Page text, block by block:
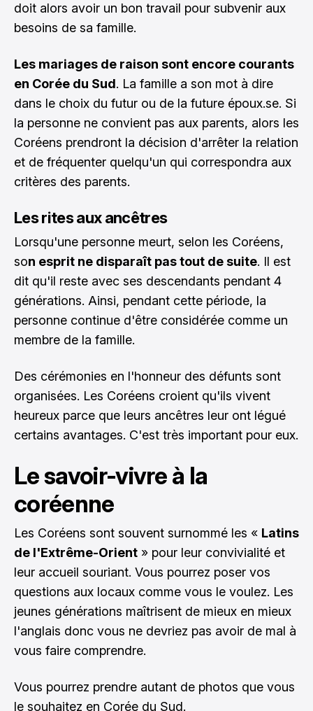
doit alors avoir un bon travail pour subvenir aux
besoins de sa famille.
Les mariages de raison sont encore courants
en Corée du Sud. La famille a son mot à dire
dans le choix du futur ou de la future époux.se. Si
la personne ne convient pas aux parents, alors les
Coréens prendront la décision d'arrêter la relation
et de fréquenter quelqu'un qui correspondra aux
critères des parents.
Les rites aux ancêtres
Lorsqu'une personne meurt, selon les Coréens,
son esprit ne disparaît pas tout de suite. Il est
dit qu'il reste avec ses descendants pendant 4
générations. Ainsi, pendant cette période, la
personne continue d'être considérée comme un
membre de la famille.
Des cérémonies en l'honneur des défunts sont
organisées. Les Coréens croient qu'ils vivent
heureux parce que leurs ancêtres leur ont légué
certains avantages. C'est très important pour eux.
Le savoir-vivre à la
coréenne
Les Coréens sont souvent surnommé les « Latins
de l'Extrême-Orient » pour leur convivialité et
leur accueil souriant. Vous pourrez poser vos
questions aux locaux comme vous le voulez. Les
jeunes générations maîtrisent de mieux en mieux
l'anglais donc vous ne devriez pas avoir de mal à
vous faire comprendre.
Vous pourrez prendre autant de photos que vous
le souhaitez en Corée du Sud.